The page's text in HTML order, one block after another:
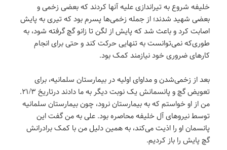
خلیفه شروع به تیراندازی علیه آنها کردند که بعضی زخمی و
بعضی شهید شدند؛ از جمله زخمی‌ها پسرم بود که تیری به پایش
اصابت کرد و باعث شد که پایش از لگن تا زانو گچ گرفته شود، به
طوری‌که نمی‌توانست به تنهایی حرکت کند و حتی برای انجام
کارهای ضروری خود نیازمند کمک بود.
بعد از زخمی‌شدن و مداوای اولیه در بیمارستان سلمانیه، برای
تعویض گچ و پانسمانش یک نوبت دیگر به ما دادند درتاریخ ۲۱/۳.
من از او خواستم که به بیمارستان نرود، چون بیمارستان سلمانیه
توسط نیروهای آل خلیفه محاصره بود. علی به من گفت این
پانسمان او را اذیت می‌کند، به همین دلیل من با کمک برادرانش
گچ پایش را باز کردیم.